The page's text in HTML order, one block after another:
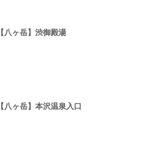
【八ヶ岳】渋御殿湯
【八ヶ岳】本沢温泉入口